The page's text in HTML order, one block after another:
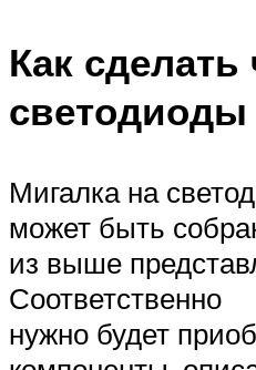
Как
Мигалка на
может быть
из выше
Соответственно
нужно будет